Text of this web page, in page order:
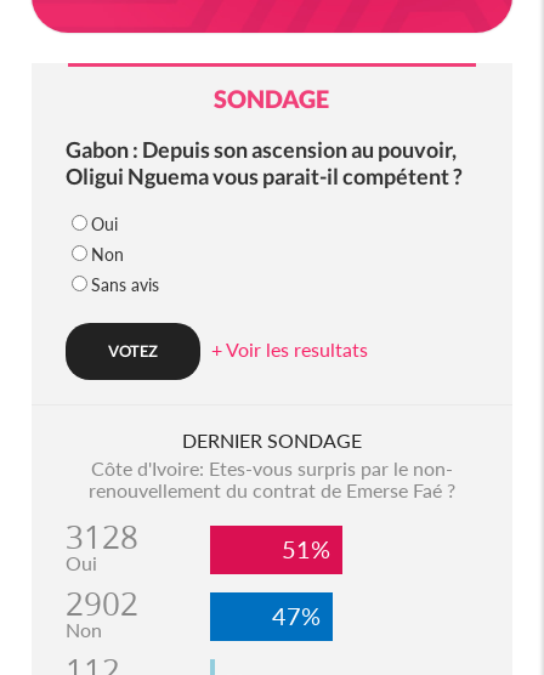
SONDAGE
Gabon : Depuis son ascension au pouvoir,
Oligui Nguema vous parait-il compétent ?
Oui
Non
Sans avis
+ Voir les resultats
DERNIER SONDAGE
Côte d'Ivoire: Etes-vous surpris par le non-
renouvellement du contrat de Emerse Faé ?
3128
Oui 51%
2902
Non 47%